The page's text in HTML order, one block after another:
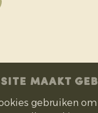
MAAKT
gebruiken